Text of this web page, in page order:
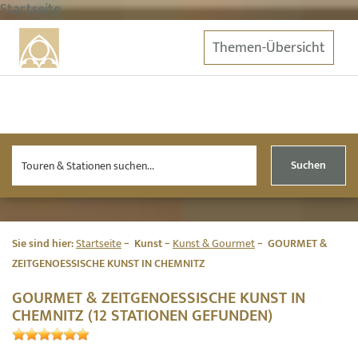
Startseite
Themen-Übersicht
Suchen
Sie sind hier:Startseite Kunst Kunst & Gourmet
GOURMET &
ZEITGENOESSISCHE KUNST IN CHEMNITZ
GOURMET & ZEITGENOESSISCHE KUNST IN
CHEMNITZ (12 STATIONEN GEFUNDEN)